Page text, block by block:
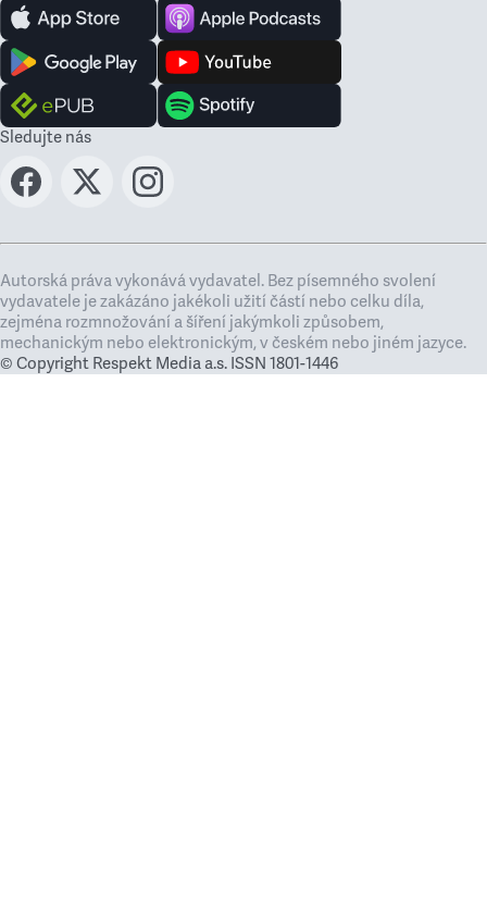
Sledujte nás
Autorská práva vykonává vydavatel. Bez písemného svolení
vydavatele je zakázáno jakékoli užití částí nebo celku díla,
zejména rozmnožování a šíření jakýmkoli způsobem,
mechanickým nebo elektronickým, v českém nebo jiném jazyce.
© Copyright Respekt Media a.s. ISSN 1801-1446